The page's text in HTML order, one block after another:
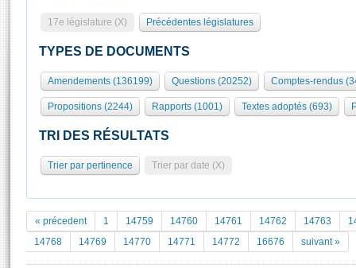
Présidence
577 députés
Groupes politiques
Séance publique
Commissions et autres organes
Europe et International
Pétitions
Documents parlementaires
Projets de loi
Rôle et pouvoirs de l'Assemblée
Organisation de l'Assemblée
Présidence Conférence des Présidents Bureau Collège des
Statistiques et chiffres clés
Documents de référence
( Constitution | Règlement de l'Assemblée ... )
Visiter l'Assemblée
Visite virtuelle du palais Bourbon
Assister à une séance
La Bibliothèque
Les archives
17e législature (X) Précédentes législatures
TYPES DE DOCUMENTS
Amendements (136199) Questions (20252) Comptes-rendus
Propositions (2244) Rapports (1001) Textes adoptés (693)
TRI DES RÉSULTATS
Trier par pertinence Trier par date (X)
« précedent 1 14759 14760 14761 14762 14763
14768
14769 14770 14771 14772 16676 suivant »